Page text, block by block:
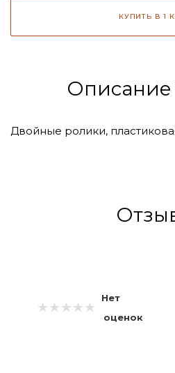
КУПИТЬ В 1
Описание
Двойные ролики,
Нет
оценок